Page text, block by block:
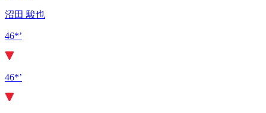
沼田 駿也
46*’
46*’